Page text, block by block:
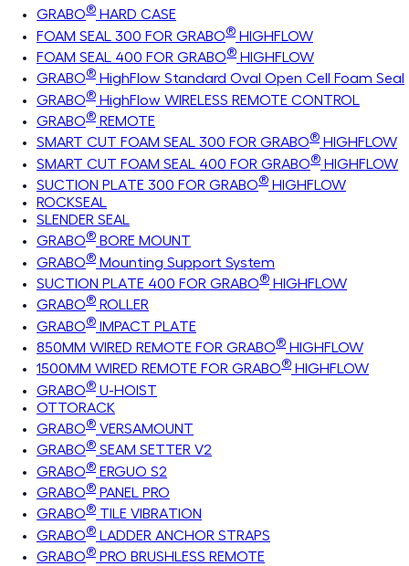
GRABO® HARD CASE
FOAM SEAL 300 FOR GRABO® HIGHFLOW
FOAM SEAL 400 FOR GRABO® HIGHFLOW
GRABO® HighFlow Standard Oval Open Cell Foam Seal
GRABO® HighFlow WIRELESS REMOTE CONTROL
GRABO® REMOTE
SMART CUT FOAM SEAL 300 FOR GRABO® HIGHFLOW
SMART CUT FOAM SEAL 400 FOR GRABO® HIGHFLOW
SUCTION PLATE 300 FOR GRABO® HIGHFLOW
ROCKSEAL
SLENDER SEAL
GRABO® BORE MOUNT
GRABO® Mounting Support System
SUCTION PLATE 400 FOR GRABO® HIGHFLOW
GRABO® ROLLER
GRABO® IMPACT PLATE
850MM WIRED REMOTE FOR GRABO® HIGHFLOW
1500MM WIRED REMOTE FOR GRABO® HIGHFLOW
GRABO® U-HOIST
OTTORACK
GRABO® VERSAMOUNT
GRABO® SEAM SETTER V2
GRABO® ERGUO S2
GRABO® PANEL PRO
GRABO® TILE VIBRATION
GRABO® LADDER ANCHOR STRAPS
GRABO® PRO BRUSHLESS REMOTE